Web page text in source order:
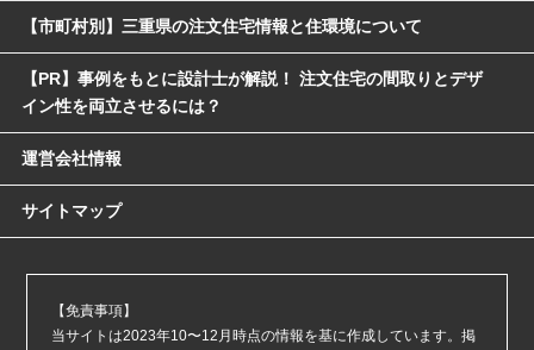
【市町村別】三重県の注文住宅情報と住環境について
【PR】事例をもとに設計士が解説！ 注文住宅の間取りとデザ
イン性を両立させるには？
運営会社情報
サイトマップ
【免責事項】
当サイトは2023年10〜12月時点の情報を基に作成しています。掲